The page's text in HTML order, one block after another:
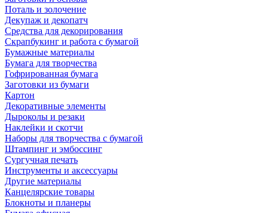
Поталь и золочение
Декупаж и декопатч
Средства для декорирования
Скрапбукинг и работа с бумагой
Бумажные материалы
Бумага для творчества
Гофрированная бумага
Заготовки из бумаги
Картон
Декоративные элементы
Дыроколы и резаки
Наклейки и скотчи
Наборы для творчества с бумагой
Штампинг и эмбоссинг
Сургучная печать
Инструменты и аксессуары
Другие материалы
Канцелярские товары
Блокноты и планеры